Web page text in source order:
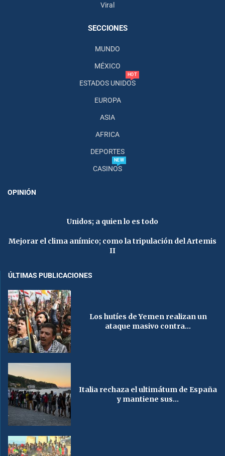
Viral
SECCIONES
MUNDO
MÉXICO
ESTADOS UNIDOS
HOT
EUROPA
ASIA
AFRICA
DEPORTES
CASINOS
NEW
OPINIÓN
Unidos; a quien lo es todo
Mejorar el clima anímico; como la tripulación del Artemis
II
ÚLTIMAS PUBLICACIONES
Los hutíes de Yemen realizan un
ataque masivo contra...
Italia rechaza el ultimátum de España
y mantiene sus...